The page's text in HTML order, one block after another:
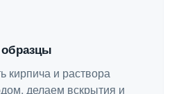
образцы
кирпича и раствора
делаем вскрытия и